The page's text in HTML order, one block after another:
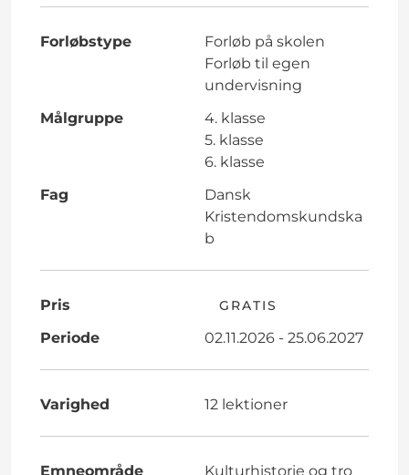
Forløbstype
Forløb på skolen
Forløb til egen
undervisning
Målgruppe
4. klasse
5. klasse
6. klasse
Fag
Dansk
Kristendomskundska
b
Pris GRATIS
Periode 02.11.2026 - 25.06.2027
Varighed 12 lektioner
Emneområde
Kulturhistorie og tro